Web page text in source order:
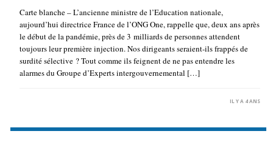
Carte blanche – L’ancienne ministre de l’Education nationale,
aujourd’hui directrice France de l’ONG One, rappelle que, deux ans après
le début de la pandémie, près de 3 milliards de personnes attendent
toujours leur première injection. Nos dirigeants seraient-ils frappés de
surdité sélective ? Tout comme ils feignent de ne pas entendre les
alarmes du Groupe d’Experts intergouvernemental […]
IL Y A 4 ANS